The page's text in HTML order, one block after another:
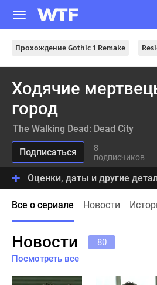
Прохождение Gothic 1 Remake
Ходячие
город
The Walking Dead: Dead City
8
подписчиков
Оценки, даты и другие
Все о сериале Новости
Новости
80
Посмотреть все